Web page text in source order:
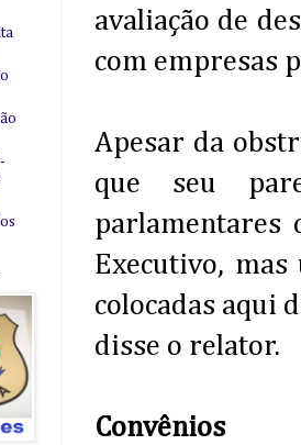
avaliação de
com empresas
Apesar da
que seu
parlamentares
Executivo,
colocadas aqui
disse o relator.
Convênios